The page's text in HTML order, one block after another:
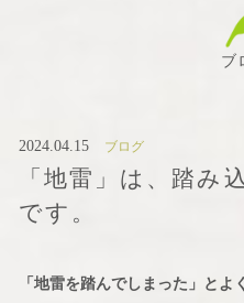
ブ
2024.04.15 ブログ
「地雷」は、踏み
です。
「地雷を踏んでしまった」とよ